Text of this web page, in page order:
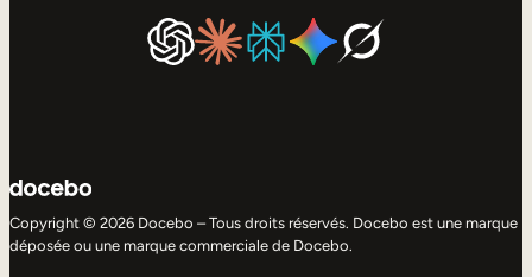
Copyright © 2026 Docebo – Tous droits réservés. Docebo est une marque
déposée ou une marque commerciale de Docebo.